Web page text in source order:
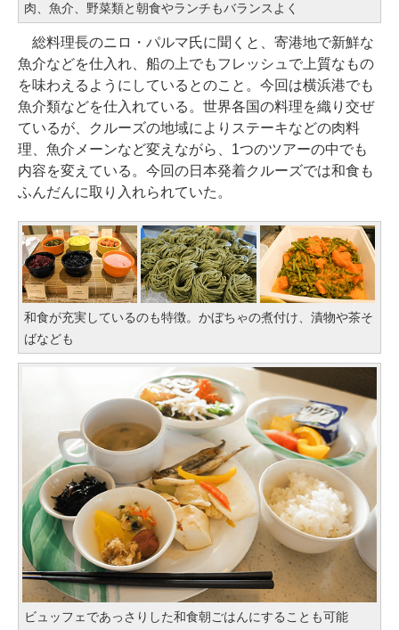
肉、魚介、野菜類と朝食やランチもバランスよく
総料理長のニロ・パルマ氏に聞くと、寄港地で新鮮な
魚介などを仕入れ、船の上でもフレッシュで上質なもの
を味わえるようにしているとのこと。今回は横浜港でも
魚介類などを仕入れている。世界各国の料理を織り交ぜ
ているが、クルーズの地域によりステーキなどの肉料
理、魚介メーンなど変えながら、1つのツアーの中でも
内容を変えている。今回の日本発着クルーズでは和食も
ふんだんに取り入れられていた。
和食が充実しているのも特徴。かぼちゃの煮付け、漬物や茶そ
ばなども
ビュッフェであっさりした和食朝ごはんにすることも可能